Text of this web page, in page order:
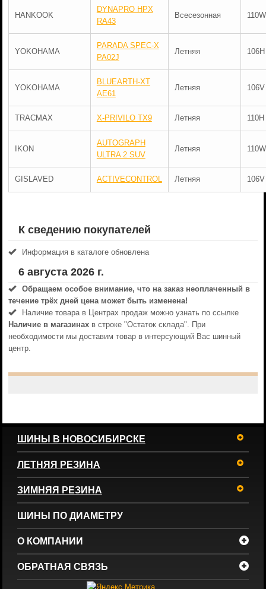
HANKOOK
DYNAPRO HPX
RA43
Всесезонная 110W
YOKOHAMA
PARADA SPEC-X
PA02J
Летняя 106H
YOKOHAMA
BLUEARTH-XT
AE61
Летняя 106V
TRACMAX X-PRIVILO TX9 Летняя 110H
IKON
AUTOGRAPH
ULTRA 2 SUV
Летняя 110W
GISLAVED ACTIVECONTROL Летняя 106V
К сведению покупателей
Информация в каталоге обновлена
6 августа 2026 г.
Обращаем особое внимание, что на заказ неоплаченный в
течениe трёх дней цена может быть изменена!
Наличие товара в Центрах продаж можно узнать по ссылке
Наличие в магазинахв строке "Остаток склада". При
необходимости мы доставим товар в интерсующий Вас шинный
центр.
ШИНЫ В НОВОСИБИРСКЕ
ЛЕТНЯЯ РЕЗИНА
ЗИМНЯЯ РЕЗИНА
ШИНЫ ПО ДИАМЕТРУ
О КОМПАНИИ
ОБРАТНАЯ СВЯЗЬ